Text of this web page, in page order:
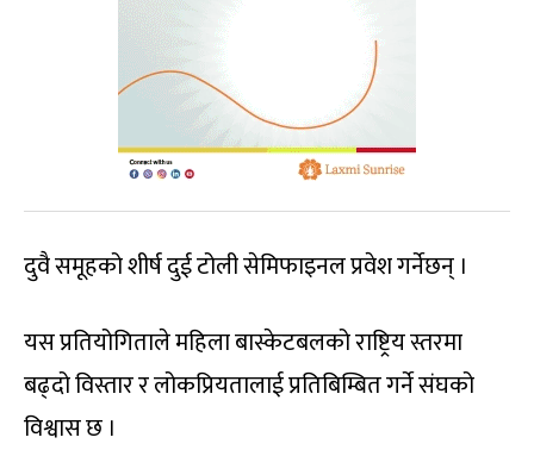
दुवै समूहको शीर्ष दुई टोली सेमिफाइनल प्रवेश गर्नेछन् ।
यस प्रतियोगिताले महिला बास्केटबलको राष्ट्रिय स्तरमा
बढ्दो विस्तार र लोकप्रियतालाई प्रतिबिम्बित गर्ने संघको
विश्वास छ ।